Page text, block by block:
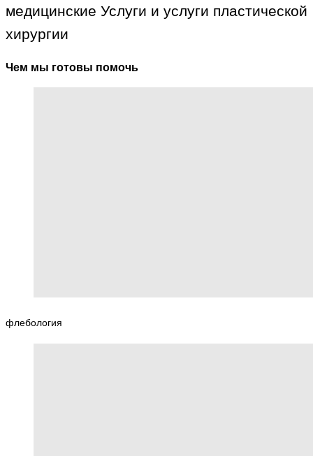
медицинские Услуги и услуги пластической
хирургии
Чем мы готовы помочь
флебология